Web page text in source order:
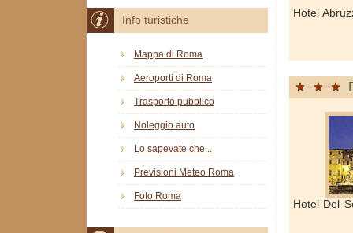
Hotel
Hotel Del
Info turistiche
Mappa di Roma
Aeroporti di Roma
Trasporto pubblico
Noleggio auto
Lo sapevate che...
Previsioni Meteo Roma
Foto Roma